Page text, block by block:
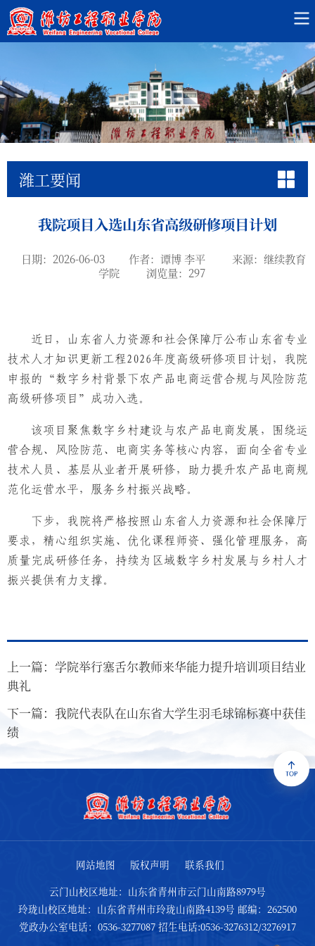
潍工要闻
我院项目入选山东省高级研修项目计划
日期：2026-06-03 作者：谭博 李平
来源：继续教育
学院
浏览量： 297
近日，山东省人力资源和社会保障厅公布山东省专业
技术人才知识更新工程2026年度高级研修项目计划，我院
申报的“数字乡村背景下农产品电商运营合规与风险防范
高级研修项目”成功入选。
该项目聚焦数字乡村建设与农产品电商发展，围绕运
营合规、风险防范、电商实务等核心内容，面向全省专业
技术人员、基层从业者开展研修，助力提升农产品电商规
范化运营水平，服务乡村振兴战略。
下步，我院将严格按照山东省人力资源和社会保障厅
要求，精心组织实施、优化课程师资、强化管理服务，高
质量完成研修任务，持续为区域数字乡村发展与乡村人才
振兴提供有力支撑。
上一篇：学院举行塞舌尔教师来华能力提升培训项目结业
典礼
下一篇：我院代表队在山东省大学生羽毛球锦标赛中获佳
绩
网站地图 版权声明
联系我们
云门山校区地址：山东省青州市云门山南路8979号
玲珑山校区地址：山东省青州市玲珑山南路4139号 邮编：262500
党政办公室电话：0536-3277087 招生电话:0536-3276312/3276917